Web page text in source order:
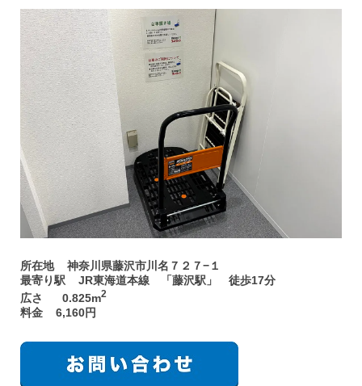
所在地 神奈川県藤沢市川名７２７−１
最寄り駅 JR東海道本線 「藤沢駅」 徒歩17分
広さ 0.825m2
料金 6,160円